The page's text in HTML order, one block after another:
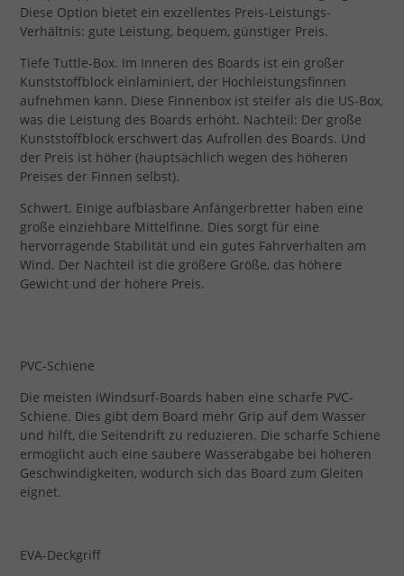
Diese Option bietet ein exzellentes Preis-Leistungs-
Verhältnis: gute Leistung, bequem, günstiger Preis.
Tiefe Tuttle-Box. Im Inneren des Boards ist ein großer
Kunststoffblock einlaminiert, der Hochleistungsfinnen
aufnehmen kann. Diese Finnenbox ist steifer als die US-Box,
was die Leistung des Boards erhöht. Nachteil: Der große
Kunststoffblock erschwert das Aufrollen des Boards. Und
der Preis ist höher (hauptsächlich wegen des höheren
Preises der Finnen selbst).
Schwert. Einige aufblasbare Anfängerbretter haben eine
große einziehbare Mittelfinne. Dies sorgt für eine
hervorragende Stabilität und ein gutes Fahrverhalten am
Wind. Der Nachteil ist die größere Größe, das höhere
Gewicht und der höhere Preis.
PVC-Schiene
Die meisten iWindsurf-Boards haben eine scharfe PVC-
Schiene. Dies gibt dem Board mehr Grip auf dem Wasser
und hilft, die Seitendrift zu reduzieren. Die scharfe Schiene
ermöglicht auch eine saubere Wasserabgabe bei höheren
Geschwindigkeiten, wodurch sich das Board zum Gleiten
eignet.
EVA-Deckgriff